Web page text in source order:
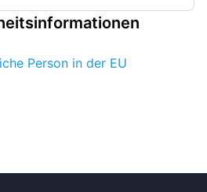
Person in der EU